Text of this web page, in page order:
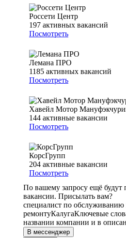
Россети Центр
197 активных вакансий
Посмотреть
Лемана ПРО
1185 активных вакансий
Посмотреть
Хавейл Мотор
144 активные вакансии
Посмотреть
КорсГрупп
204 активные вакансии
Посмотреть
По вашему запросу ещё будут
вакансии. Присылать вам?
специалист по обслуживанию
ремонтуКалугаКлючевые
названии компании и в
В мессенджер